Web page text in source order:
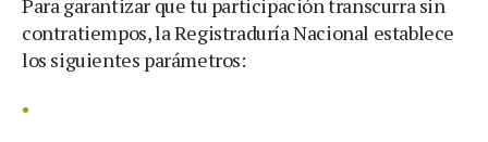
Para garantizar que tu participación transcurra sin
contratiempos, la Registraduría Nacional establece
los siguientes parámetros: